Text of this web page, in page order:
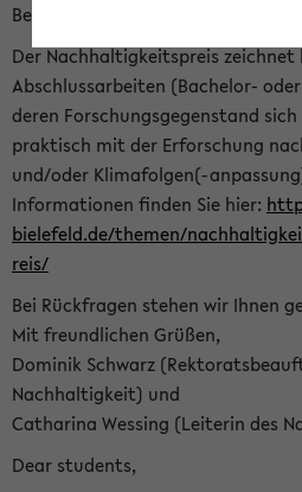
Bewerbungsfrist endet am
Der Nachhaltigkeitspreis zeichnet
Abschlussarbeiten (Bachelor-
deren Forschungsgegenstand
praktisch mit der Erforschung
und/oder Klimafolgen(-
Informationen finden Sie hier:
bielefeld.de/themen/
reis/
Bei Rückfragen stehen wir Ihnen
Mit freundlichen Grüßen,
Dominik Schwarz
Nachhaltigkeit) und
Catharina Wessing (Leiterin des
Dear students,